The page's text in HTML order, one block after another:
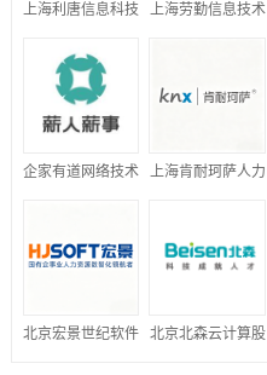
上海利唐信息科技 上海劳勤信息技术
企家有道网络技术 上海肯耐珂萨人力
公司
北京宏景世纪软件 北京北森云计算股